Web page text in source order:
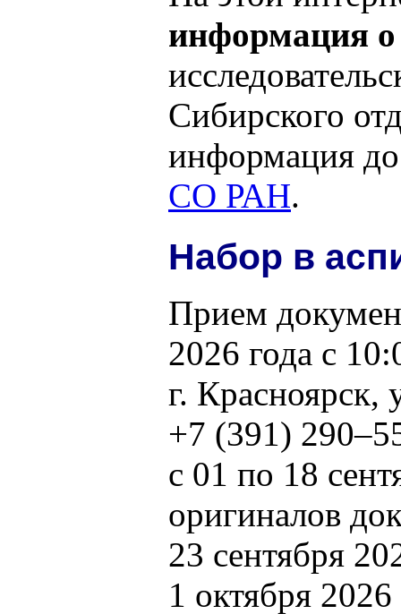
информация о
Сибирского
информация
СО РАН.
Набор в
Прием
2026 года с
г. Красноярск,
+7 (391)
с 01 по 18
оригиналов
23 сентября
1 октября